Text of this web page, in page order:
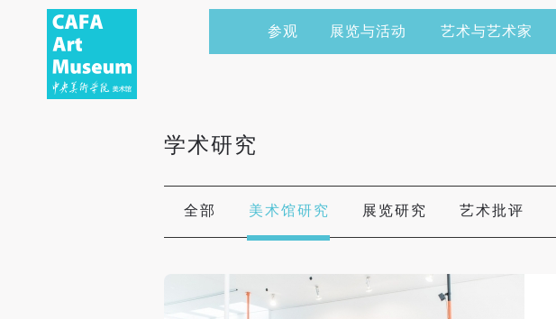
参观 展览与活动 艺术与艺术家
数字美术馆
资讯
志愿者
合作伙伴
举办活动
学术研究
全部 美术馆研究 展览研究 艺术批评